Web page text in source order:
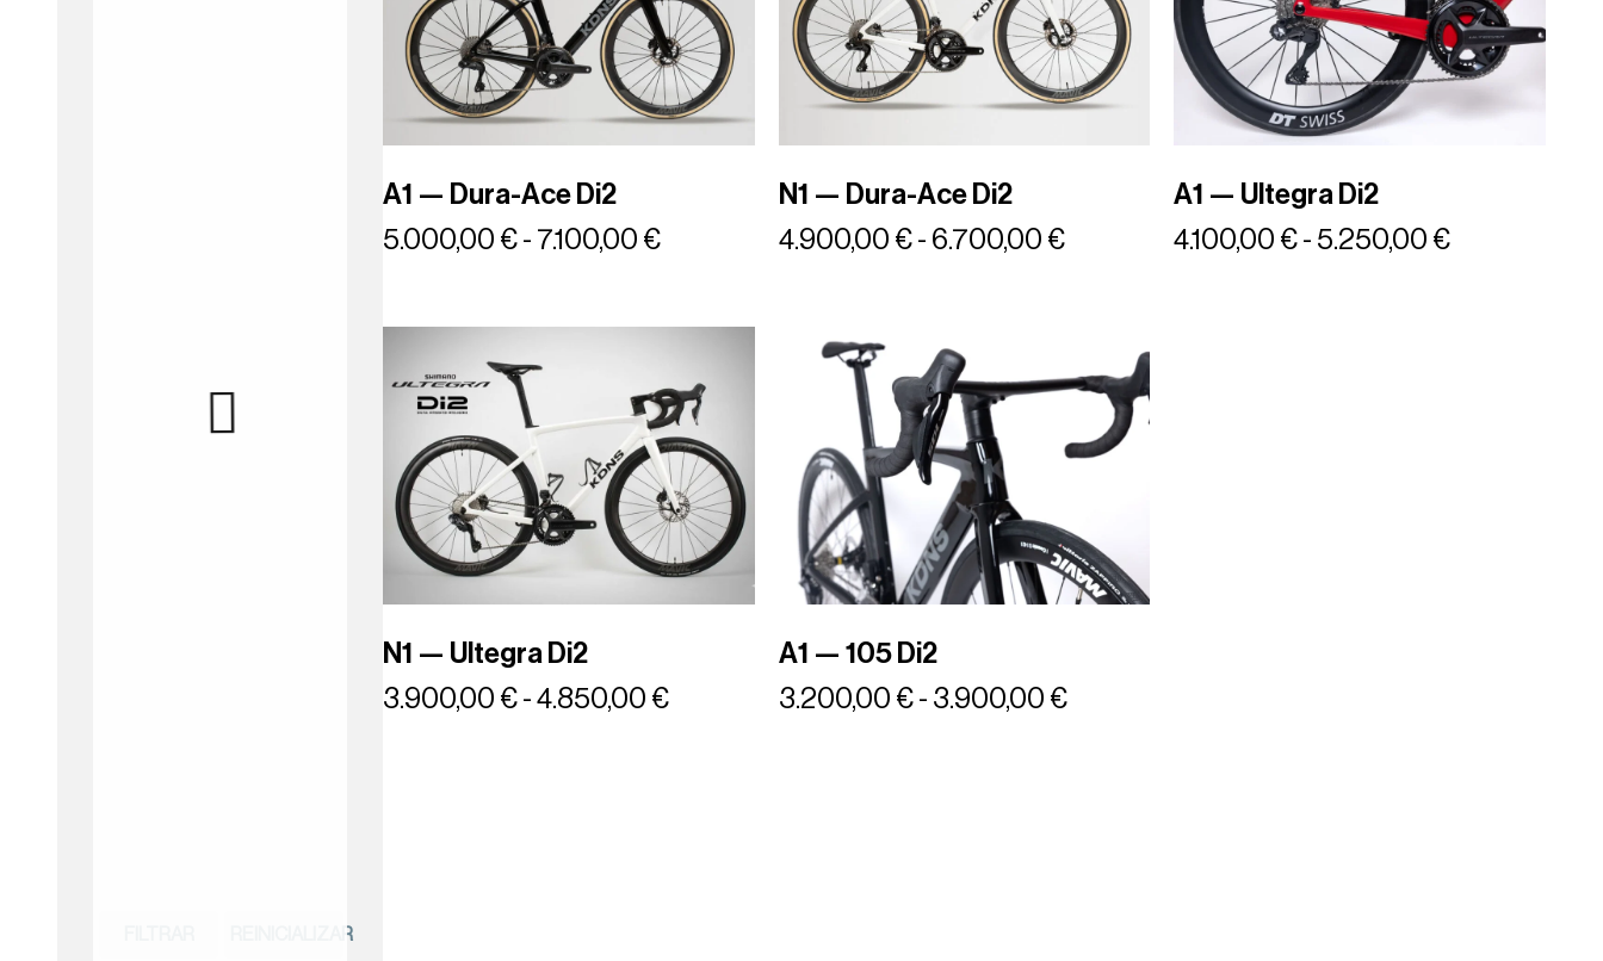
REINICIALIZAR
A1 — Dura-Ace Di2
5.000,00 €- 7.100,00 €
N1 — Dura-Ace Di2
4.900,00 €- 6.700,00 €
A1 — Ultegra Di2
4.100,00 €- 5.250,00 €
N1 — Ultegra Di2
3.900,00 €-4.850,00 €
A1 — 105 Di2
3.200,00 €- 3.900,00 €